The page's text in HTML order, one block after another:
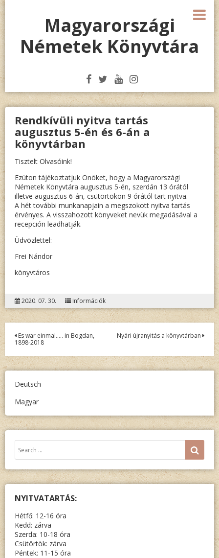
Megszakítás
Magyarországi
Németek Könyvtára
Rendkívüli nyitva tartás
augusztus 5-én és 6-án a
könyvtárban
Tisztelt Olvasóink!
Ezúton tájékoztatjuk Önöket, hogy a Magyarországi
Németek Könyvtára augusztus 5-én, szerdán 13 órától
illetve augusztus 6-án, csütörtökön 9 órától tart nyitva.
A hét további munkanapjain a megszokott nyitva tartás
érvényes. A visszahozott könyveket nevük megadásával a
recepción leadhatják.
Üdvözlettel:
Frei Nándor
könyvtáros
2020. 07. 30. Információk
Bejegyzés
navigáció
Es war einmal….. in Bogdan,
1898-2018
Nyári újranyitás a könyvtárban
Deutsch
Magyar
Keresés:
NYITVATARTÁS:
Hétfő: 12-16 óra
Kedd: zárva
Szerda: 10-18 óra
Csütörtök: zárva
Péntek: 11-15 óra